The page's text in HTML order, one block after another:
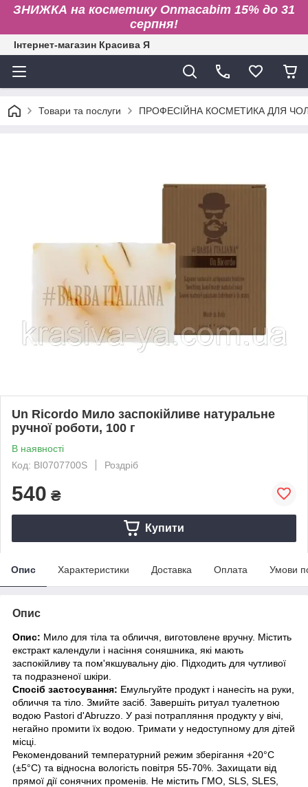
ЗНИЖКА на косметику Onmacabim 15% до 31
серпня!
Інтернет-магазин Красива Я
Товари та послуги ПРОФЕСІЙНА КОСМЕТИКА ДЛЯ
Un Ricordo Мило заспокійливе натуральне
ручної роботи, 100 г
В наявності
Код: BI0707700S
Роздріб
540 ₴
Купити
Опис Характеристики Доставка Оплата Умови
Опис
Опис: Мило для тіла та обличчя, виготовлене вручну. Містить
екстракт календули і насіння соняшника, які мають
заспокійливу та пом'якшувальну дію. Підходить для чутливої
та подразненої шкіри.
Спосіб застосування: Емульгуйте продукт і нанесіть на руки,
обличчя та тіло. Змийте засіб. Завершіть ритуал туалетною
водою Pastori d'Abruzzo. У разі потрапляння продукту у вічі,
негайно промити їх водою. Тримати у недоступному для дітей
місці.
Рекомендований температурний режим зберігання +20°С
(±5°С) та відносна вологість повітря 55-70%. Захищати від
прямої дії сонячних променів. Не містить ГМО, SLS, SLES,